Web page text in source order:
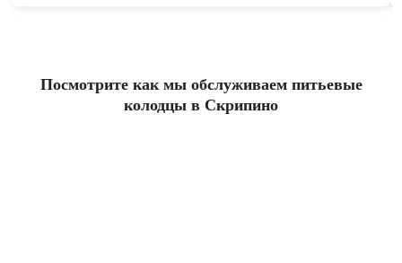
Посмотрите как мы обслуживаем питьевые
колодцы в Скрипино